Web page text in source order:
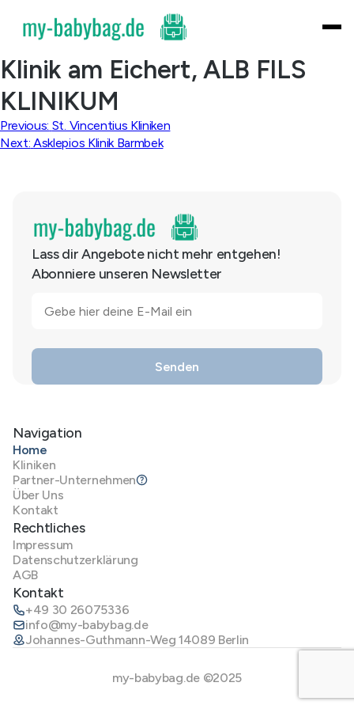
content
Klinik am Eichert, ALB FILS
KLINIKUM
Beitragsnavigation
Previous: St. Vincentius Kliniken
Next: Asklepios Klinik Barmbek
Lass dir Angebote nicht mehr entgehen!
Abonniere unseren Newsletter
Navigation
Home
Kliniken
Partner-Unternehmen
Über Uns
Kontakt
Rechtliches
Impressum
Datenschutzerklärung
AGB
Kontakt
+49 30 26075336
info@my-babybag.de
Johannes-Guthmann-Weg 14089 Berlin
my-babybag.de ©2025